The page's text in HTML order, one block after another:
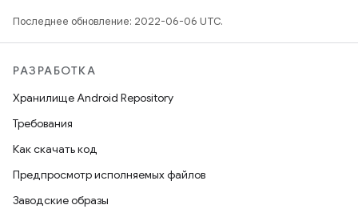
Последнее обновление: 2022-06-06 UTC.
РАЗРАБОТКА
Хранилище Android Repository
Требования
Как скачать код
Предпросмотр исполняемых файлов
Заводские образы